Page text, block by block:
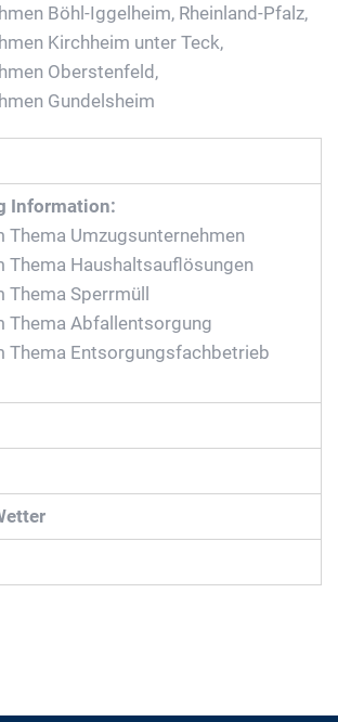
Böhl-Iggelheim, Rheinland-Pfalz,
Kirchheim unter Teck,
Oberstenfeld ,
Gundelsheim
Information:
Thema Umzugsunternehmen
Thema Haushaltsauflösungen
Sperrmüll
Thema Abfallentsorgung
Thema Entsorgungsfachbetrieb